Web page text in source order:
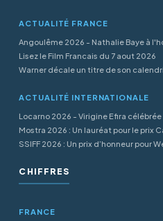
ACTUALITÉ FRANCE
Angoulême 2026 - Nathalie Baye à
Lisez le Film Francais du 7 aout 2026
Warner décale un titre de son
ACTUALITÉ INTERNATIONALE
Locarno 2026 - Virigine Efira célébrée
Mostra 2026 : Un lauréat pour le prix
SSIFF 2026 : Un prix d’honneur pour
CHIFFRES
FRANCE